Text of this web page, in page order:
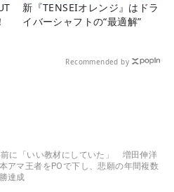
新『TENSEIオレンジ』はドラ
イバーシャフトの“最適解”
Recommended by
に「いい教材にしていた」 増田伸洋
アマ王者をPOで下し、悲願の年間複数
達成